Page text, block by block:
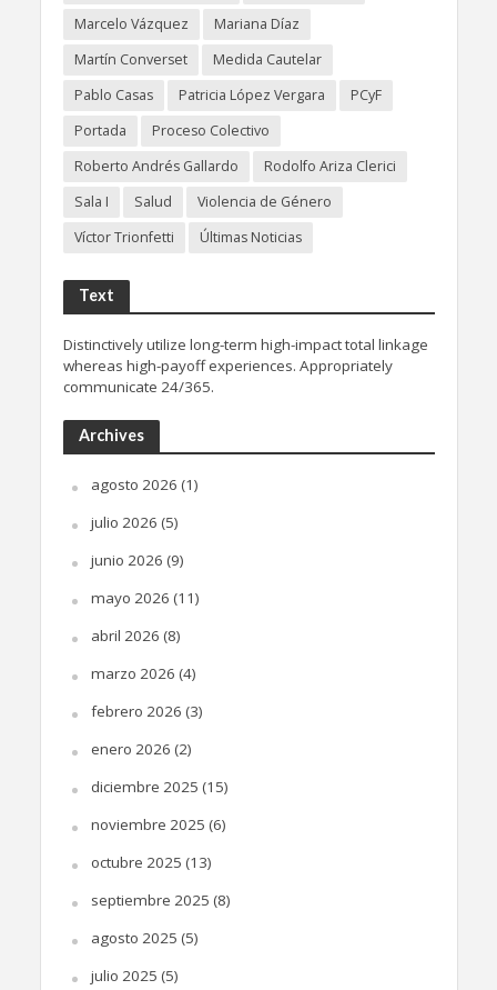
Marcelo Vázquez
Mariana Díaz
Martín Converset
Medida Cautelar
Pablo Casas
Patricia López Vergara
PCyF
Portada
Proceso Colectivo
Roberto Andrés Gallardo
Rodolfo Ariza Clerici
Sala I
Salud
Violencia de Género
Víctor Trionfetti
Últimas Noticias
Text
Distinctively utilize long-term high-impact total linkage
whereas high-payoff experiences. Appropriately
communicate 24/365.
Archives
agosto 2026 (1)
julio 2026 (5)
junio 2026 (9)
mayo 2026 (11)
abril 2026 (8)
marzo 2026 (4)
febrero 2026 (3)
enero 2026 (2)
diciembre 2025 (15)
noviembre 2025 (6)
octubre 2025 (13)
septiembre 2025 (8)
agosto 2025 (5)
julio 2025 (5)